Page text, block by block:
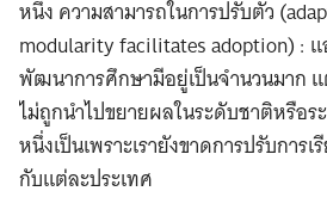
หนึ่ง ความสามารถในการปรับตัว
modularity facilitates adoption) : แ
พัฒนาการศึกษามีอยู่เป็นจำนวนมาก แ
ไม่ถูกนำไปขยายผลในระดับชาติหรือร
หนึ่งเป็นเพราะเรายังขาดการปรับการ
กับแต่ละประเทศ